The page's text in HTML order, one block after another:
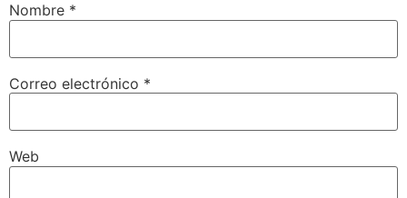
Nombre *
Correo electrónico *
Web